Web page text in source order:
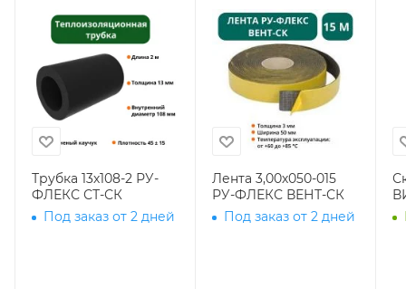
Трубка 13х108-2 РУ-
ФЛЕКС СТ-СК
Под заказ от 2 дней
Лента 3,00х050-015
РУ-ФЛЕКС ВЕНТ-СК
Под заказ от 2 дней